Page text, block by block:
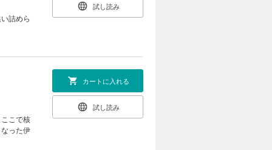
詰めら
試し読み
こで核
った伊
カートに入れる
試し読み